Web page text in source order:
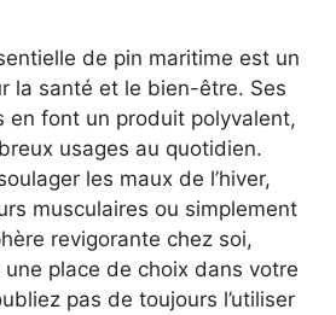
de pin maritime est un
la santé et le bien-être. Ses
en font un produit polyvalent,
usages au quotidien.
les maux de l’hiver,
musculaires ou simplement
revigorante chez soi,
place de choix dans votre
pas de toujours l’utiliser